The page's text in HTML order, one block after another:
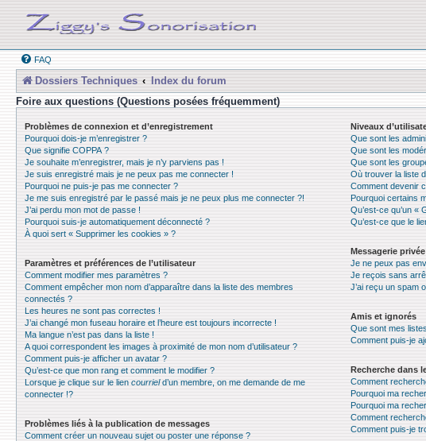
FAQ
Dossiers Techniques
Index du forum
Foire aux questions (Questions posées fréquemment)
Problèmes de connexion et d’enregistrement
Pourquoi dois-je m’enregistrer ?
Que signifie COPPA ?
Je souhaite m’enregistrer, mais je n’y parviens pas !
Je suis enregistré mais je ne peux pas me connecter !
Pourquoi ne puis-je pas me connecter ?
Je me suis enregistré par le passé mais je ne peux plus me connecter ?!
J’ai perdu mon mot de passe !
Pourquoi suis-je automatiquement déconnecté ?
À quoi sert « Supprimer les cookies » ?
Paramètres et préférences de l’utilisateur
Comment modifier mes paramètres ?
Comment empêcher mon nom d’apparaître dans la liste des membres
connectés ?
Les heures ne sont pas correctes !
J’ai changé mon fuseau horaire et l’heure est toujours incorrecte !
Ma langue n’est pas dans la liste !
A quoi correspondent les images à proximité de mon nom d’utilisateur ?
Comment puis-je afficher un avatar ?
Qu’est-ce que mon rang et comment le modifier ?
Lorsque je clique sur le lien courrield’un membre, on me demande de me
connecter !?
Problèmes liés à la publication de messages
Comment créer un nouveau sujet ou poster une réponse ?
Niveaux
Que sont les
Que sont les
Que sont les
Où trouver la liste
Comment devenir
Pourquoi certains
Qu’est-ce qu’un «
Qu’est-ce que le
Messagerie privée
Je ne peux pas
Je reçois sans
J’ai reçu un spam
Amis et ignorés
Que sont mes
Comment puis-je
Recherche dans
Comment
Pourquoi ma
Pourquoi ma
Comment
Comment puis-je